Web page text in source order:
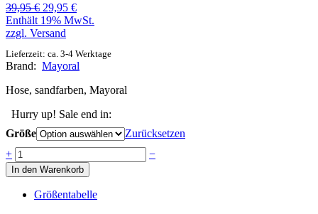
39,95€ Ursprünglicher
Preis
war:
29,95 €Aktueller
Preis
Enthält 19% MwSt.
zzgl. Versand
Lieferzeit: ca. 3-4 Werktage
Brand: Mayoral
Hose, sandfarben, Mayoral
Hurry up! Sale end in:
Größe
Zurücksetzen
Anzahl
+ −
In den Warenkorb
Größentabelle